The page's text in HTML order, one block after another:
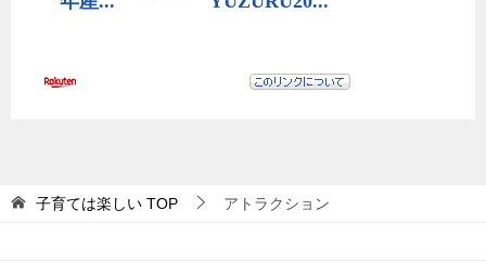
子育ては楽しい TOP アトラクション